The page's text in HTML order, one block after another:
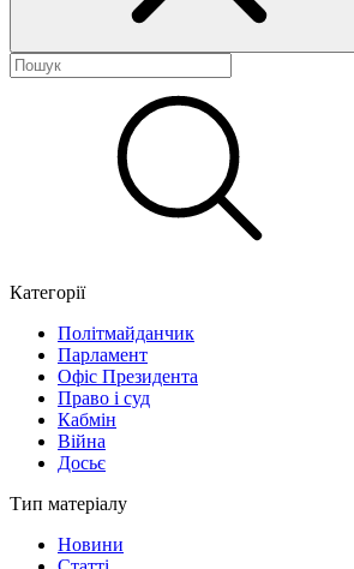
Категорії
Політмайданчик
Парламент
Офіс Президента
Право і суд
Кабмін
Війна
Досьє
Тип матеріалу
Новини